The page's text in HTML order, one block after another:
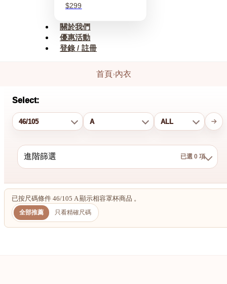
$299
關於我們
優惠活動
登錄 / 註冊
首頁›內衣
Select:
進階篩選 已選 0 項
已按尺碼條件 46/105 A 顯示相容罩杯商品 。
全部推薦 只看精確尺碼
港澳中文
English